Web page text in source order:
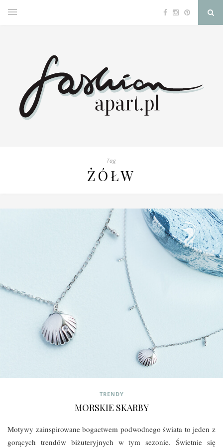
Tag
ŻÓŁW
TRENDY
MORSKIE SKARBY
Motywy zainspirowane bogactwem podwodnego świata to jeden z
gorących trendów biżuteryjnych w tym sezonie. Świetnie się